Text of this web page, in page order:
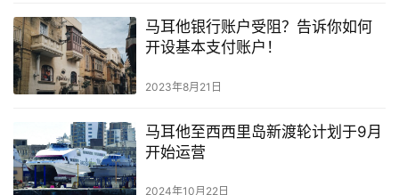
耳
他
移
民
留
学
教
马耳他银行账户受阻？告诉你如何
开设基本支付账户！
2023年8月21日
马耳他至西西里岛新渡轮计划于9月
开始运营
2024年10月22日